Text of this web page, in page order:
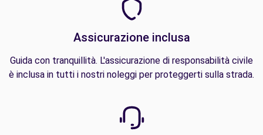
Assicurazione inclusa
Guida con tranquillità. L'assicurazione di responsabilità civile
è inclusa in tutti i nostri noleggi per proteggerti sulla strada.